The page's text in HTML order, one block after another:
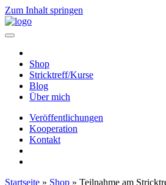
Zum Inhalt springen
Hauptnavigation
Shop
Stricktreff/Kurse
Blog
Über mich
Veröffentlichungen
Kooperation
Kontakt
Startseite » Shop » Teilnahme am